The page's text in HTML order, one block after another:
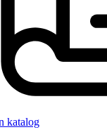
katalog